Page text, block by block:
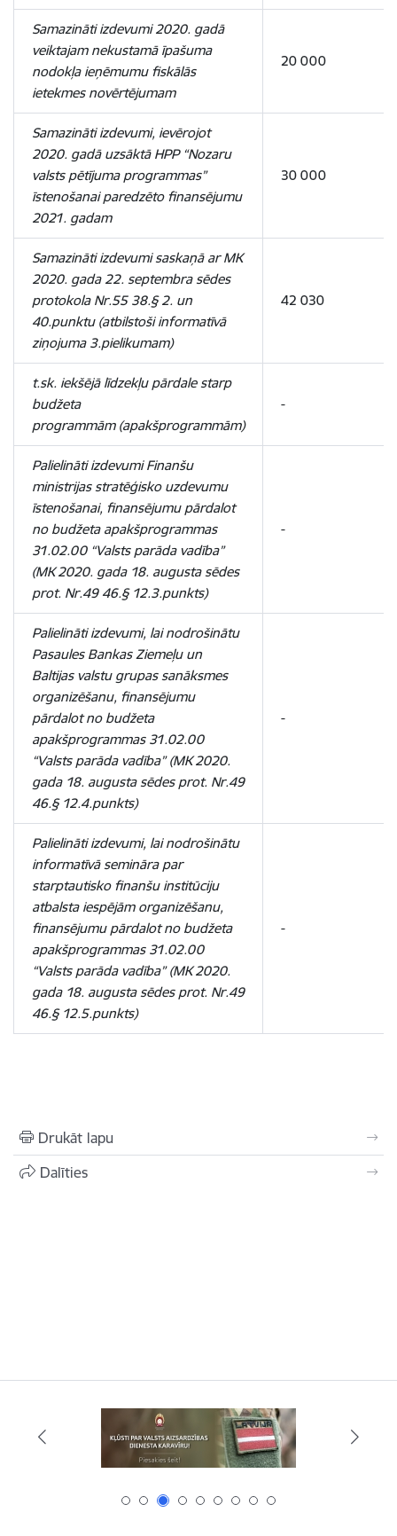
Samazināti izdevumi 2020. gadā
veiktajam nekustamā īpašuma
nodokļa ieņēmumu fiskālās
ietekmes novērtējumam
20 000
Samazināti izdevumi, ievērojot
2020. gadā uzsāktā HPP “Nozaru
valsts pētījuma programmas”
īstenošanai paredzēto finansējumu
2021. gadam
30 000
Samazināti izdevumi saskaņā ar MK
2020. gada 22. septembra sēdes
protokola Nr.55 38.§ 2. un
40.punktu (atbilstoši informatīvā
ziņojuma 3.pielikumam)
42 030
t.sk. iekšējā līdzekļu pārdale starp
budžeta
programmām (apakšprogrammām)
-
Palielināti izdevumi Finanšu
ministrijas stratēģisko uzdevumu
īstenošanai, finansējumu pārdalot
no budžeta apakšprogrammas
31.02.00 “Valsts parāda vadība”
(MK 2020. gada 18. augusta sēdes
prot. Nr.49 46.§ 12.3.punkts)
-
Palielināti izdevumi, lai nodrošinātu
Pasaules Bankas Ziemeļu un
Baltijas valstu grupas sanāksmes
organizēšanu, finansējumu
pārdalot no budžeta
apakšprogrammas 31.02.00
“Valsts parāda vadība” (MK 2020.
gada 18. augusta sēdes prot. Nr.49
46.§ 12.4.punkts)
-
Palielināti izdevumi, lai nodrošinātu
informatīvā semināra par
starptautisko finanšu institūciju
atbalsta iespējām organizēšanu,
finansējumu pārdalot no budžeta
apakšprogrammas 31.02.00
“Valsts parāda vadība” (MK 2020.
gada 18. augusta sēdes prot. Nr.49
46.§ 12.5.punkts)
-
Drukāt lapu
Dalīties